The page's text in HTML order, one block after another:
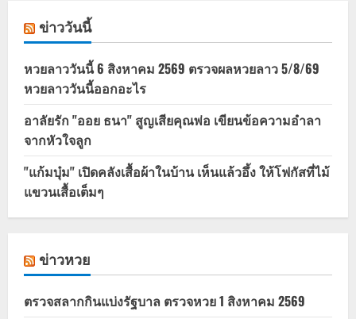
ข่าววันนี้
หวยลาววันนี้ 6 สิงหาคม 2569 ตรวจผลหวยลาว 5/8/69
หวยลาววันนี้ออกอะไร
อาลัยรัก "ออย ธนา" สูญเสียคุณพ่อ เขียนข้อความอำลา
จากหัวใจลูก
"แก้มบุ๋ม" เปิดคลังเสื้อผ้าในบ้าน เห็นแล้วอึ้ง ให้โฟกัสที่ไม้
แขวนเสื้อเต็มๆ
ข่าวหวย
ตรวจสลากกินแบ่งรัฐบาล ตรวจหวย 1 สิงหาคม 2569